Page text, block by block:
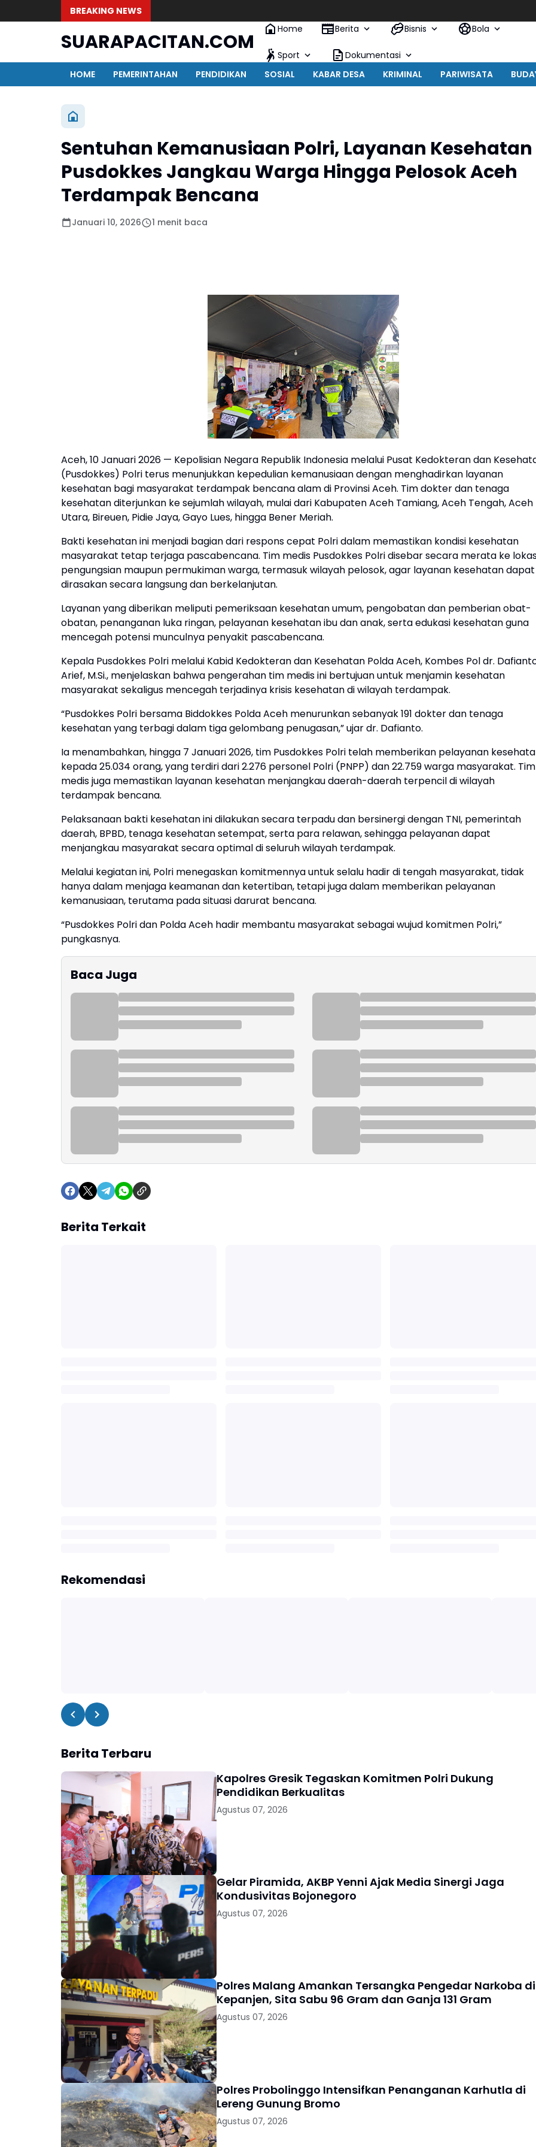
BREAKING NEWS
SUARAPACITAN.COM
Home Berita Bisnis Bola
Sport
Dokumentasi
HOME
PEMERINTAHAN PENDIDIKAN SOSIAL KABAR DESA KRIMINAL PARIWISATA
Sentuhan Kemanusiaan Polri, Layanan Kesehatan
Pusdokkes Jangkau Warga Hingga Pelosok Aceh
Terdampak Bencana
Januari 10, 2026 1 menit baca
Aceh, 10 Januari 2026 — Kepolisian Negara Republik Indonesia melalui Pusat Kedokteran dan
(Pusdokkes) Polri terus menunjukkan kepedulian kemanusiaan dengan menghadirkan layanan
kesehatan bagi masyarakat terdampak bencana alam di Provinsi Aceh. Tim dokter dan tenaga
kesehatan diterjunkan ke sejumlah wilayah, mulai dari Kabupaten Aceh Tamiang, Aceh Tengah, Aceh
Utara, Bireuen, Pidie Jaya, Gayo Lues, hingga Bener Meriah.
Bakti kesehatan ini menjadi bagian dari respons cepat Polri dalam memastikan kondisi kesehatan
masyarakat tetap terjaga pascabencana. Tim medis Pusdokkes Polri disebar secara merata ke
pengungsian maupun permukiman warga, termasuk wilayah pelosok, agar layanan kesehatan dapat
dirasakan secara langsung dan berkelanjutan.
Layanan yang diberikan meliputi pemeriksaan kesehatan umum, pengobatan dan pemberian obat-
obatan, penanganan luka ringan, pelayanan kesehatan ibu dan anak, serta edukasi kesehatan guna
mencegah potensi munculnya penyakit pascabencana.
Kepala Pusdokkes Polri melalui Kabid Kedokteran dan Kesehatan Polda Aceh, Kombes Pol dr.
Arief, M.Si., menjelaskan bahwa pengerahan tim medis ini bertujuan untuk menjamin kesehatan
masyarakat sekaligus mencegah terjadinya krisis kesehatan di wilayah terdampak.
“Pusdokkes Polri bersama Biddokkes Polda Aceh menurunkan sebanyak 191 dokter dan tenaga
kesehatan yang terbagi dalam tiga gelombang penugasan,” ujar dr. Dafianto.
Ia menambahkan, hingga 7 Januari 2026, tim Pusdokkes Polri telah memberikan pelayanan
kepada 25.034 orang, yang terdiri dari 2.276 personel Polri (PNPP) dan 22.759 warga masyarakat. Tim
medis juga memastikan layanan kesehatan menjangkau daerah-daerah terpencil di wilayah
terdampak bencana.
Pelaksanaan bakti kesehatan ini dilakukan secara terpadu dan bersinergi dengan TNI, pemerintah
daerah, BPBD, tenaga kesehatan setempat, serta para relawan, sehingga pelayanan dapat
menjangkau masyarakat secara optimal di seluruh wilayah terdampak.
Melalui kegiatan ini, Polri menegaskan komitmennya untuk selalu hadir di tengah masyarakat, tidak
hanya dalam menjaga keamanan dan ketertiban, tetapi juga dalam memberikan pelayanan
kemanusiaan, terutama pada situasi darurat bencana.
“Pusdokkes Polri dan Polda Aceh hadir membantu masyarakat sebagai wujud komitmen Polri,”
pungkasnya.
Baca Juga
Berita Terkait
Rekomendasi
Berita Terbaru
Kapolres Gresik Tegaskan Komitmen Polri Dukung
Pendidikan Berkualitas
Agustus 07, 2026
Gelar Piramida, AKBP Yenni Ajak Media Sinergi Jaga
Kondusivitas Bojonegoro
Agustus 07, 2026
Polres Malang Amankan Tersangka Pengedar Narkoba di
Kepanjen, Sita Sabu 96 Gram dan Ganja 131 Gram
Agustus 07, 2026
Polres Probolinggo Intensifkan Penanganan Karhutla di
Lereng Gunung Bromo
Agustus 07, 2026